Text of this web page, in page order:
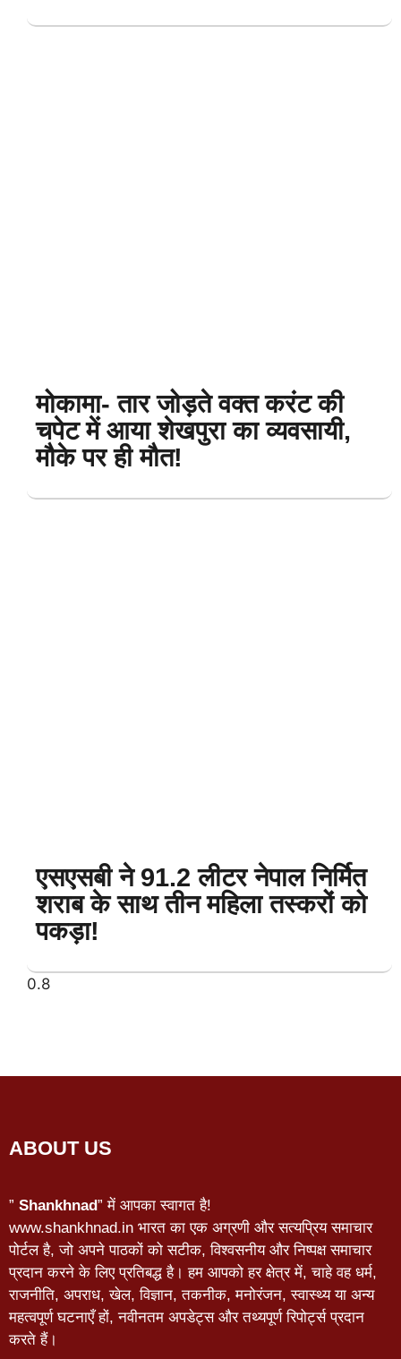
मोकामा- तार जोड़ते वक्त करंट की
चपेट में आया शेखपुरा का व्यवसायी,
मौके पर ही मौत!
एसएसबी ने 91.2 लीटर नेपाल निर्मित
शराब के साथ तीन महिला तस्करों को
पकड़ा!
ABOUT US
” Shankhnad” में आपका स्वागत है!
www.shankhnad.in भारत का एक अग्रणी और सत्यप्रिय समाचार
पोर्टल है, जो अपने पाठकों को सटीक, विश्वसनीय और निष्पक्ष समाचार
प्रदान करने के लिए प्रतिबद्ध है। हम आपको हर क्षेत्र में, चाहे वह धर्म,
राजनीति, अपराध, खेल, विज्ञान, तकनीक, मनोरंजन, स्वास्थ्य या अन्य
महत्वपूर्ण घटनाएँ हों, नवीनतम अपडेट्स और तथ्यपूर्ण रिपोर्ट्स प्रदान
करते हैं।